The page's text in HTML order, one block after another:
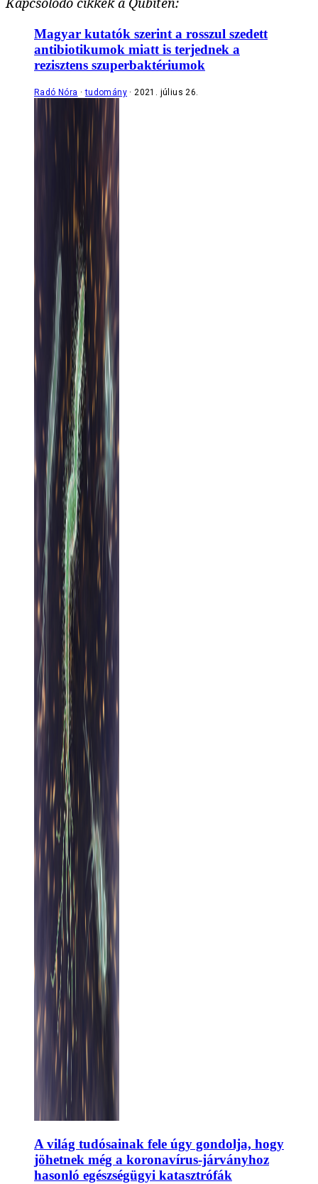
Magyar kutatók szerint a rosszul szedett
antibiotikumok miatt is terjednek a
rezisztens szuperbaktériumok
Radó Nóra tudomány 2021. július 26.
A világ tudósainak fele úgy gondolja, hogy
jöhetnek még a koronavírus-járványhoz
hasonló egészségügyi katasztrófák